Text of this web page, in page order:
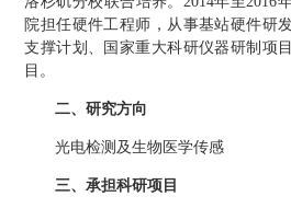
院担任硬件工程师，从事基站硬件研
支撑计划、国家重大科研仪器研制项
目。
二、研究方向
光电检测及生物医学传感
三、承担科研项目